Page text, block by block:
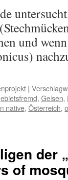
und
|
, Gelsen,
native, Österreich,
der
of